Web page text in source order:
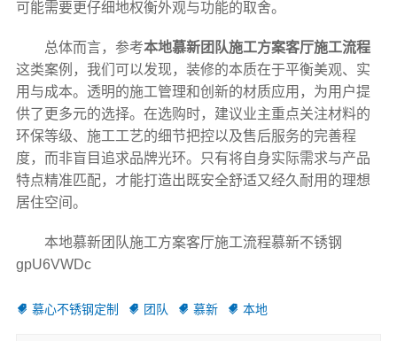
可能需要更仔细地权衡外观与功能的取舍。
总体而言，参考本地慕新团队施工方案客厅施工流程
这类案例，我们可以发现，装修的本质在于平衡美观、实
用与成本。透明的施工管理和创新的材质应用，为用户提
供了更多元的选择。在选购时，建议业主重点关注材料的
环保等级、施工工艺的细节把控以及售后服务的完善程
度，而非盲目追求品牌光环。只有将自身实际需求与产品
特点精准匹配，才能打造出既安全舒适又经久耐用的理想
居住空间。
本地慕新团队施工方案客厅施工流程慕新不锈钢
gpU6VWDc
慕心不锈钢定制 团队 慕新 本地